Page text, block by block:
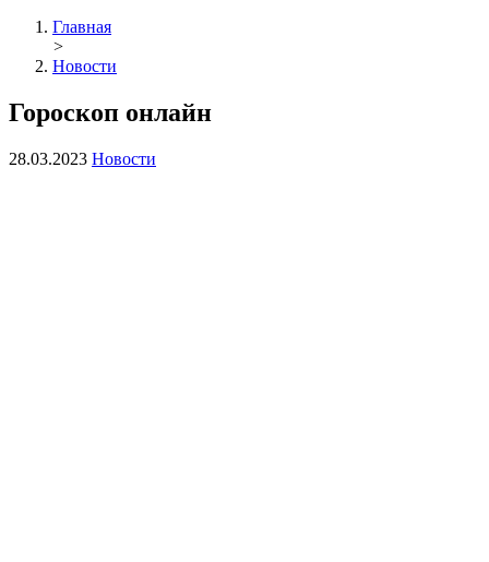
Главная
>
Новости
Гороскоп онлайн
28.03.2023 Новости